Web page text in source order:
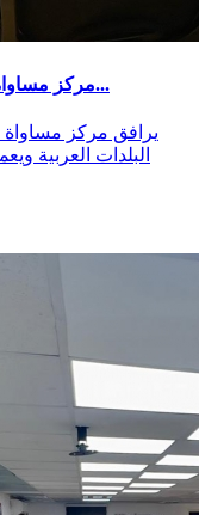
مركز مساواة يستعرض ورقة عمل حول إقامة المناطق...
البلدات العربية